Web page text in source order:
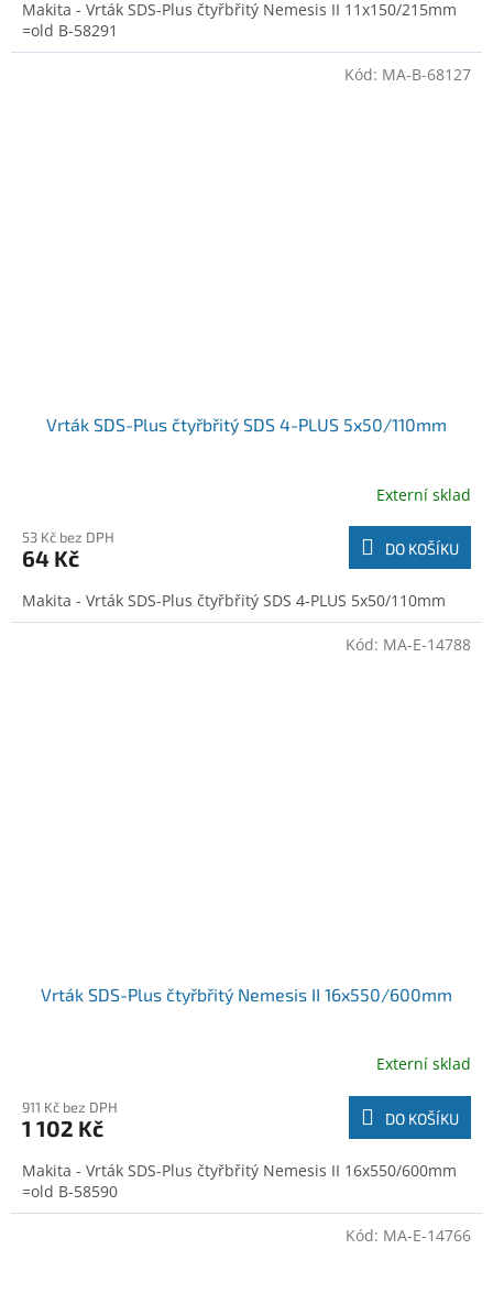
Makita - Vrták SDS-Plus čtyřbřitý Nemesis II 11x150/215mm
=old B-58291
Vrták SDS-Plus čtyřbřitý SDS 4-PLUS 5x50/110mm
Externí sklad
53 Kč bez DPH
64 Kč DO KOŠÍKU
Makita - Vrták SDS-Plus čtyřbřitý SDS 4-PLUS 5x50/110mm
Kód: MA-B-68127
Vrták SDS-Plus čtyřbřitý Nemesis II 16x550/600mm
Externí sklad
911 Kč bez DPH
1 102 Kč DO KOŠÍKU
Makita - Vrták SDS-Plus čtyřbřitý Nemesis II 16x550/600mm
=old B-58590
Kód: MA-E-14788
Kód: MA-E-14766